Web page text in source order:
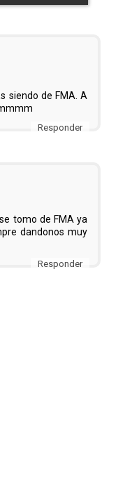
siendo de FMA. A
Responder
tomo de FMA ya
dandonos muy
Responder